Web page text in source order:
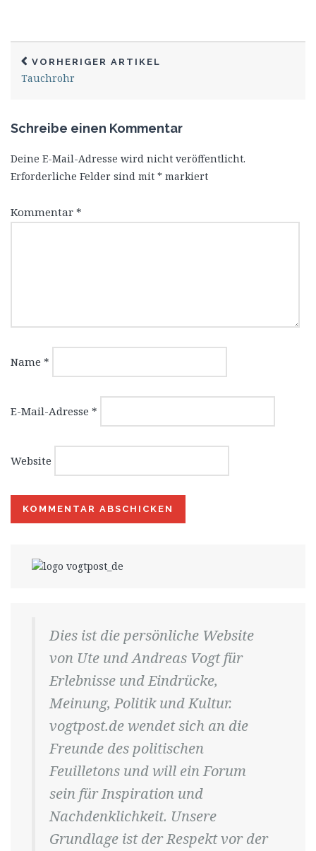
VORHERIGER ARTIKEL
Tauchrohr
Schreibe einen Kommentar
Deine E-Mail-Adresse wird nicht veröffentlicht.
Erforderliche Felder sind mit * markiert
Kommentar *
Name *
E-Mail-Adresse *
Website
Dies ist die persönliche Website
von Ute und Andreas Vogt für
Erlebnisse und Eindrücke,
Meinung, Politik und Kultur.
vogtpost.de wendet sich an die
Freunde des politischen
Feuilletons und will ein Forum
sein für Inspiration und
Nachdenklichkeit. Unsere
Grundlage ist der Respekt vor der